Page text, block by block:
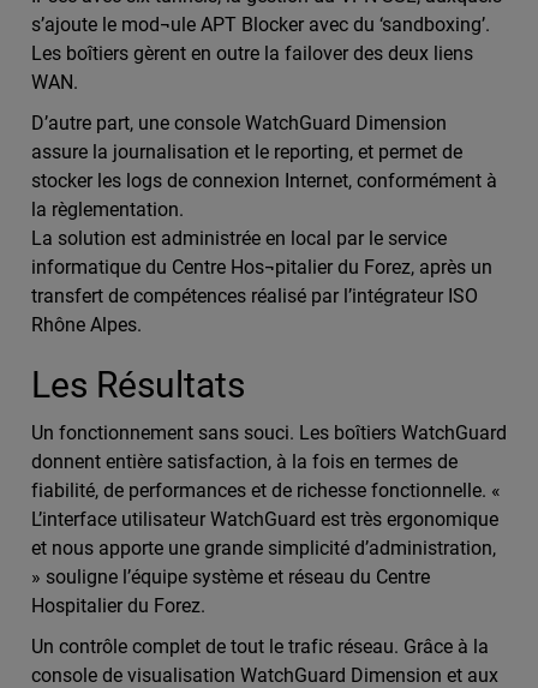
s’ajoute le mod¬ule APT Blocker avec du ‘sandboxing’.
Les boîtiers gèrent en outre la failover des deux liens
WAN.
D’autre part, une console WatchGuard Dimension
assure la journalisation et le reporting, et permet de
stocker les logs de connexion Internet, conformément à
la règlementation.
La solution est administrée en local par le service
informatique du Centre Hos¬pitalier du Forez, après un
transfert de compétences réalisé par l’intégrateur ISO
Rhône Alpes.
Les Résultats
Un fonctionnement sans souci. Les boîtiers WatchGuard
donnent entière satisfaction, à la fois en termes de
fiabilité, de performances et de richesse fonctionnelle. «
L’interface utilisateur WatchGuard est très ergonomique
et nous apporte une grande simplicité d’administration,
» souligne l’équipe système et réseau du Centre
Hospitalier du Forez.
Un contrôle complet de tout le trafic réseau. Grâce à la
console de visualisation WatchGuard Dimension et aux